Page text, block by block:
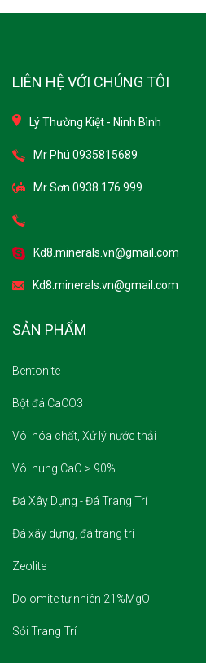
Mr Phú 0935815689
Mr Sơn 0938 176 999
Kd8.minerals.vn@gmail.com
Bột đá CaCO3
Vôi hóa chất, Xử lý nước thải
Vôi nung CaO > 90%
Đá Xây Dựng - Đá Trang Trí
Đá xây dựng, đá trang trí
Zeolite
Dolomite tự nhiên 21%MgO
Sỏi Trang Trí